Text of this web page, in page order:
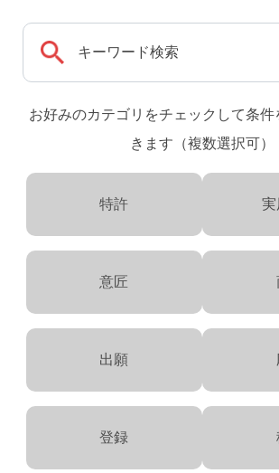
お好みのカテゴリをチェックして条
きます（複数選択可）
特許 実
意匠
出願
登録